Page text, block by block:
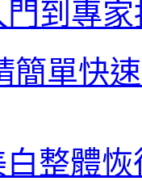
到專家
簡單快
整體